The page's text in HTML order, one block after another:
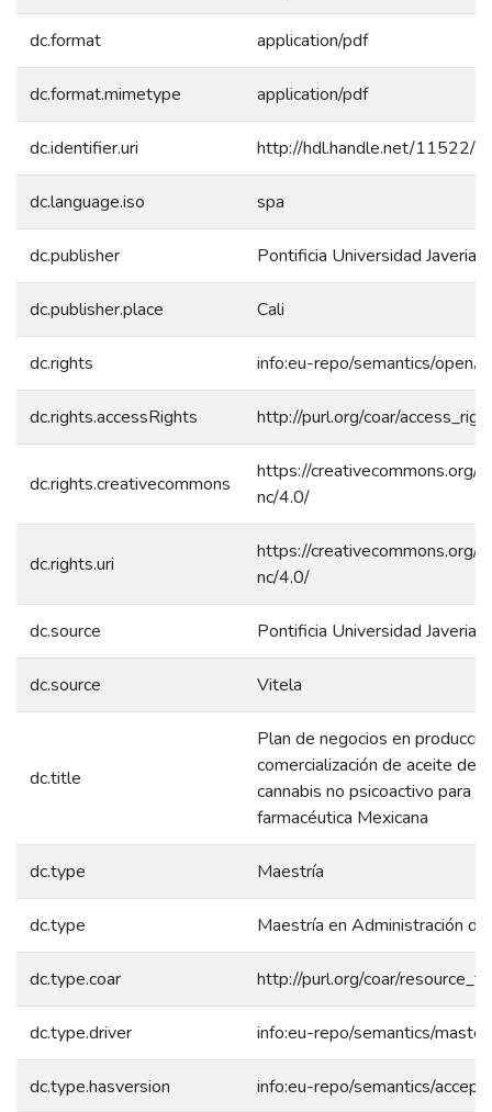
dc.format application/pdf
dc.format.mimetype application/pdf
dc.identifier.uri http://hdl.handle.net/11522/
dc.language.iso spa
dc.publisher Pontificia Universidad
dc.publisher.place Cali
dc.rights info:eu-repo/semantics/
dc.rights.accessRights http://purl.org/coar/
dc.rights.creativecommons
https://creativecommons.org/
nc/4.0/
dc.rights.uri
https://creativecommons.org/
nc/4.0/
dc.source Pontificia Universidad
dc.source Vitela
dc.title
Plan de negocios en
comercialización de aceite
cannabis no psicoactivo para
farmacéutica Mexicana
dc.type Maestría
dc.type Maestría en Administración
dc.type.coar http://purl.org/coar/
dc.type.driver info:eu-repo/semantics/
dc.type.hasversion info:eu-repo/semantics/